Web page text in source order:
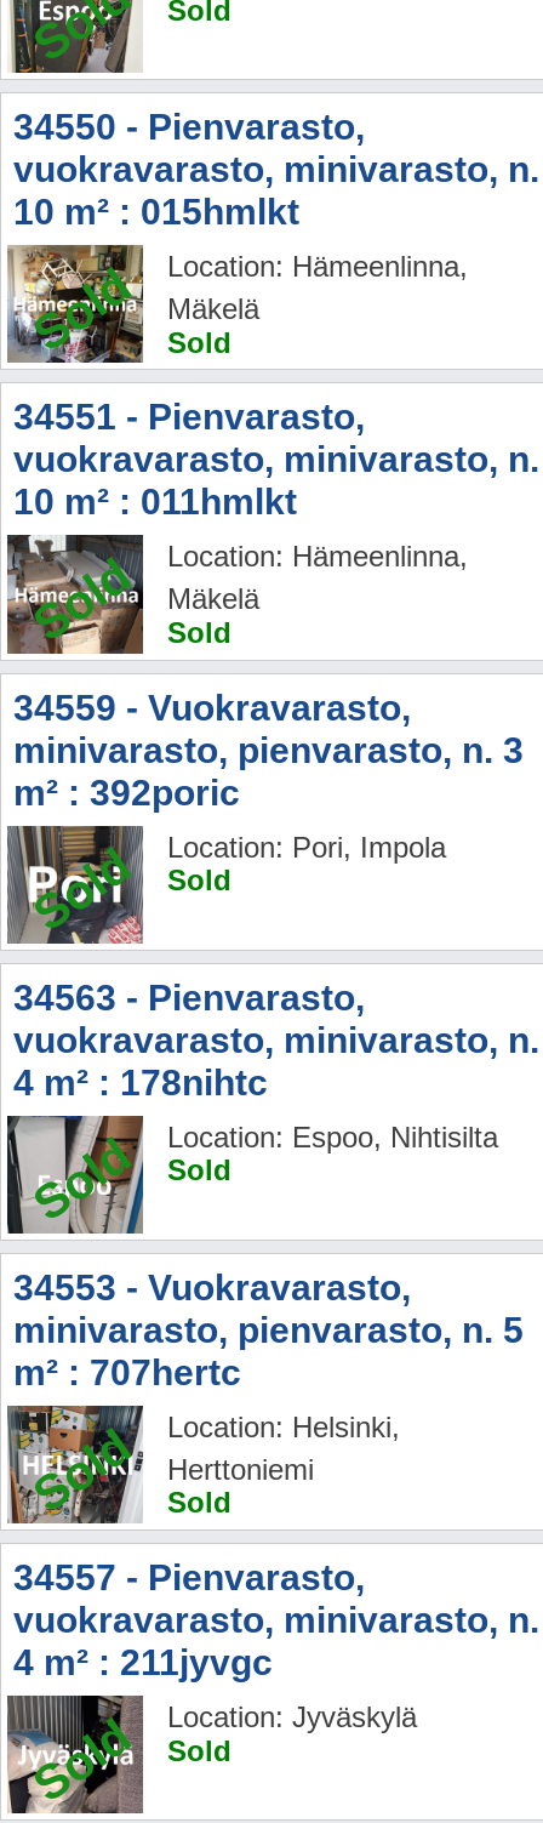
Sold
34550 - Pienvarasto,
vuokravarasto, minivarasto, n.
10 m² : 015hmlkt
Sold
Location: Hämeenlinna,
Mäkelä
Sold
34551 - Pienvarasto,
vuokravarasto, minivarasto, n.
10 m² : 011hmlkt
Sold
Location: Hämeenlinna,
Mäkelä
Sold
34559 - Vuokravarasto,
minivarasto, pienvarasto, n. 3
m² : 392poric
Sold
Location: Pori, Impola
Sold
34563 - Pienvarasto,
vuokravarasto, minivarasto, n.
4 m² : 178nihtc
Sold
Location: Espoo, Nihtisilta
Sold
34553 - Vuokravarasto,
minivarasto, pienvarasto, n. 5
m² : 707hertc
Sold
Location: Helsinki,
Herttoniemi
Sold
34557 - Pienvarasto,
vuokravarasto, minivarasto, n.
4 m² : 211jyvgc
Sold
Location: Jyväskylä
Sold